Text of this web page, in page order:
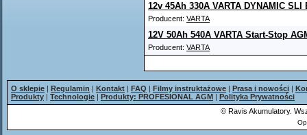
12v 45Ah 330A VARTA DYNAMIC SLI
Producent: VARTA
12V 50Ah 540A VARTA Start-Stop
Producent: VARTA
O sklepie | Regulamin | Kontakt | FAQ | Filmy instruktażowe | Prasa i nowości |
Produkty | Technologie | Produkty: PROFESIONAL AGM | Polityka Prywatności
© Ravis Akumulatory.